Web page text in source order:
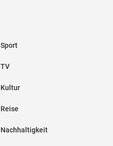
Sport
TV
Kultur
Reise
Nachhaltigkeit